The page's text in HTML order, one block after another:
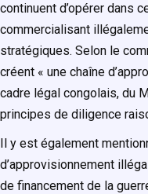
continuent d’opérer dans
commercialisant
stratégiques. Selon le
créent « une chaîne
cadre légal congolais, du
principes de diligence
Il y est également
d’approvisionnement
de financement de la